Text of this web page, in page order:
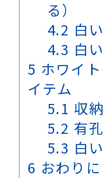
る）
4.2 白
4.3 白
5 ホワイ
イテム
5.1 収
5.2 有
5.3 白
6 おわりに